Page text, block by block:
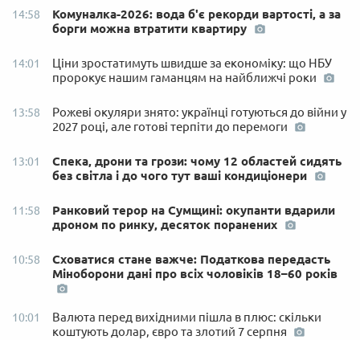
14:58
Комуналка-2026: вода б'є рекорди вартості, а за
борги можна втратити квартиру
14:01
Ціни зростатимуть швидше за економіку: що НБУ
пророкує нашим гаманцям на найближчі роки
13:58
Рожеві окуляри знято: українці готуються до війни у
2027 році, але готові терпіти до перемоги
13:01
Спека, дрони та грози: чому 12 областей сидять
без світла і до чого тут ваші кондиціонери
11:58
Ранковий терор на Сумщині: окупанти вдарили
дроном по ринку, десяток поранених
10:58
Сховатися стане важче: Податкова передасть
Міноборони дані про всіх чоловіків 18–60 років
10:01
Валюта перед вихідними пішла в плюс: скільки
коштують долар, євро та злотий 7 серпня